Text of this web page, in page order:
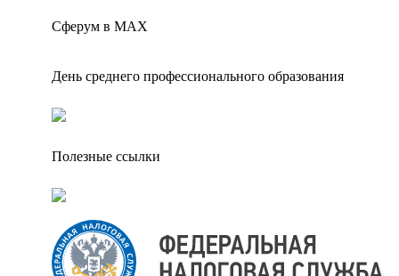
Сферум в МАX
День среднего профессионального образования
Полезные ссылки